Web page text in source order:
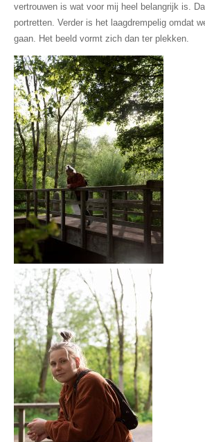
vertrouwen is wat voor mij heel belangrijk is.
portretten. Verder is het laagdrempelig omdat
gaan. Het beeld vormt zich dan ter plekken.